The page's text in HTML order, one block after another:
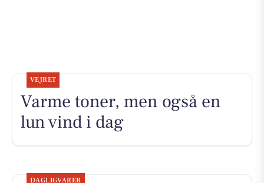
VEJRET
Varme toner, men også en
lun vind i dag
DAGLIGVARER